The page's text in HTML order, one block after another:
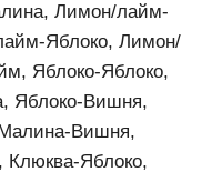
Лимон/лайм-
Яблоко, Лимон/
Яблоко-Яблоко,
Яблоко-Вишня,
Вишня,
Клюква-Яблоко,